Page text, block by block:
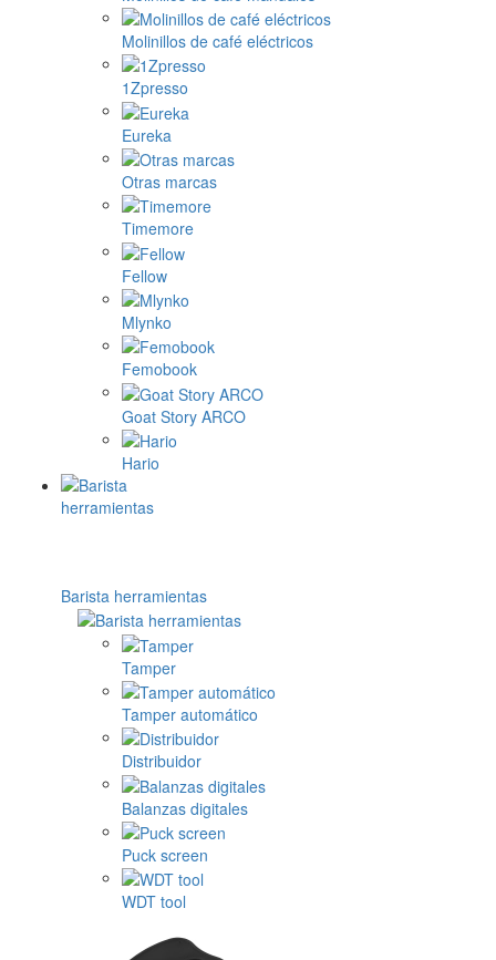
Molinillos de café eléctricos
1Zpresso
Eureka
Otras marcas
Timemore
Fellow
Mlynko
Femobook
Goat Story ARCO
Hario
Barista herramientas
Tamper
Tamper automático
Distribuidor
Balanzas digitales
Puck screen
WDT tool